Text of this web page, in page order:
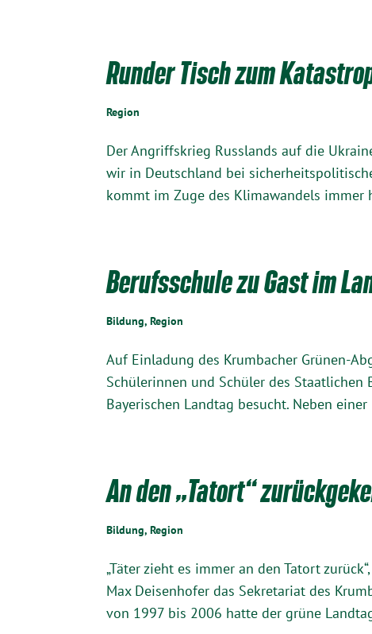
Runder Tisch zum
Region
Der Angriffskrieg Russlands auf die
wir in Deutschland bei
kommt im Zuge des Klimawandels immer
Berufsschule zu Gast im
Bildung,Region
Auf Einladung des Krumbacher Grünen-
Schülerinnen und Schüler des
Bayerischen Landtag besucht. Neben
An den „Tatort“
Bildung,Region
„Täter zieht es immer an den Tatort
Max Deisenhofer das Sekretariat des
von 1997 bis 2006 hatte der grüne